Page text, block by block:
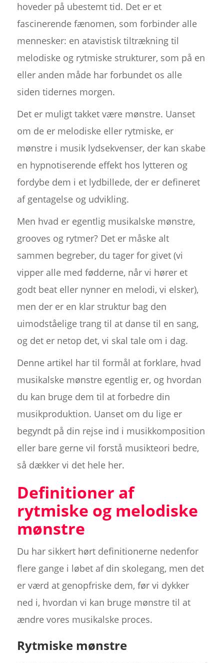
hoveder på ubestemt tid. Det er et
fascinerende fænomen, som forbinder alle
mennesker: en atavistisk tiltrækning til
melodiske og rytmiske strukturer, som på en
eller anden måde har forbundet os alle
siden tidernes morgen.
Det er muligt takket være mønstre. Uanset
om de er melodiske eller rytmiske, er
mønstre i musik lydsekvenser, der kan skabe
en hypnotiserende effekt hos lytteren og
fordybe dem i et lydbillede, der er defineret
af gentagelse og udvikling.
Men hvad er egentlig musikalske mønstre,
grooves og rytmer? Det er måske alt
sammen begreber, du tager for givet (vi
vipper alle med fødderne, når vi hører et
godt beat eller nynner en melodi, vi elsker),
men der er en klar struktur bag den
uimodståelige trang til at danse til en sang,
og det er netop det, vi skal tale om i dag.
Denne artikel har til formål at forklare, hvad
musikalske mønstre egentlig er, og hvordan
du kan bruge dem til at forbedre din
musikproduktion. Uanset om du lige er
begyndt på din rejse ind i musikkomposition
eller bare gerne vil forstå musikteori bedre,
så dækker vi det hele her.
Definitioner af
rytmiske og melodiske
mønstre
Du har sikkert hørt definitionerne nedenfor
flere gange i løbet af din skolegang, men det
er værd at genopfriske dem, før vi dykker
ned i, hvordan vi kan bruge mønstre til at
ændre vores musikalske proces.
Rytmiske mønstre